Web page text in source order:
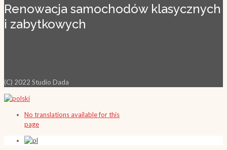
Renowacja samochodów klasycznych
i zabytkowych
(C) 2022 Studio Dada
No translations available for this
page